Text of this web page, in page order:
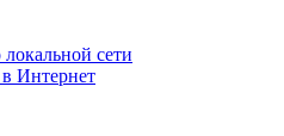
сети
Интернет